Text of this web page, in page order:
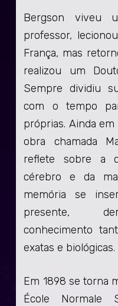
Bergson viveu
professor,
França, mas
realizou um
Sempre dividiu
com o tempo
próprias. Ainda
obra chamada
reflete sobre a
cérebro e da
memória se
presente,
conhecimento
exatas e biológicas.
Em 1898 se torna
École Normale